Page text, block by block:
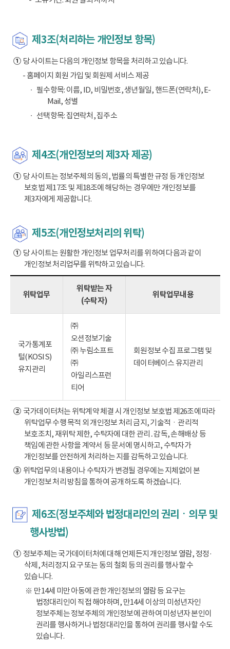
제3조(처리하는 개인정보 항목)
①당 사이트는 다음의 개인정보 항목을 처리하고 있습니다.
- 홈페이지 회원 가입 및 회원제 서비스 제공
필수항목: 이름, ID, 비밀번호, 생년월일, 핸드폰(연락처), E-
Mail, 성별
선택항목: 집연락처, 집주소
제4조(개인정보의 제3자 제공)
①당 사이트는 정보주체의 동의, 법률의 특별한 규정 등 개인정보
보호법 제17조 및 제18조에 해당하는 경우에만 개인정보를
제3자에게 제공합니다.
제5조(개인정보처리의 위탁)
①당 사이트는 원활한 개인정보 업무처리를 위하여 다음과 같이
개인정보 처리업무를 위탁하고 있습니다.
위탁업무
위탁받는 자
(수탁자)
위탁업무내용
국가통계포
털(KOSIS)
유지관리
㈜
오션정보기술
㈜ 누림소프트
㈜
아일리스프런
티어
회원정보 수집 프로그램 및
데이터베이스 유지관리
②국가데이터처는 위탁계약 체결 시 개인정보 보호법 제26조에 따라
위탁업무 수행 목적 외 개인정보 처리 금지, 기술적ㆍ관리적
보호조치, 재위탁 제한, 수탁자에 대한 관리․감독, 손해배상 등
책임에 관한 사항을 계약서 등 문서에 명시하고, 수탁자가
개인정보를 안전하게 처리하는 지를 감독하고 있습니다.
③위탁업무의 내용이나 수탁자가 변경될 경우에는 지체없이 본
개인정보 처리 방침을 통하여 공개하도록 하겠습니다.
제6조(정보주체와 법정대리인의 권리ㆍ의무 및
행사방법)
①정보주체는 국가데이터처에 대해 언제든지 개인정보 열람, 정정·
삭제, 처리정지 요구 또는 동의 철회 등의 권리를 행사할 수
있습니다.
※ 만14세 미만 아동에 관한 개인정보의 열람 등 요구는
법정대리인이 직접 해야하며, 만14세 이상의 미성년자인
정보주체는 정보주체의 개인정보에 관하여 미성년자 본인이
권리를 행사하거나 법정대리인을 통하여 권리를 행사할 수도
있습니다.